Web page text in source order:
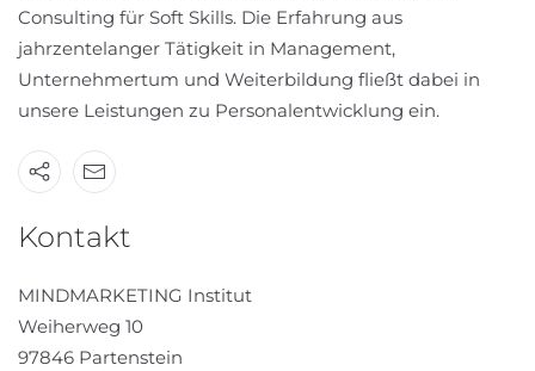
Consulting für Soft Skills. Die Erfahrung aus
jahrzentelanger Tätigkeit in Management,
Unternehmertum und Weiterbildung fließt dabei in
unsere Leistungen zu Personalentwicklung ein.
Kontakt
MINDMARKETING Institut
Weiherweg 10
97846 Partenstein